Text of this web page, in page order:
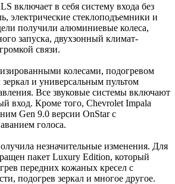
включает в себя систему входа без
электрические стеклоподъемники и
получили алюминиевые колеса,
запуска, двухзонный климат-
связи.
колесами, подогревом
и универсальным пультом
Все звуковые системы включают
вход. Кроме того, Chevrolet Impala
Gen 9.0 версии OnStar с
голоса.
незначительные изменения. Для
пакет Luxury Edition, который
передних кожаных кресел с
подогрев зеркал и многое другое.